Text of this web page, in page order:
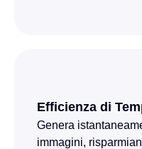
Efficienza di
Genera
immagini,